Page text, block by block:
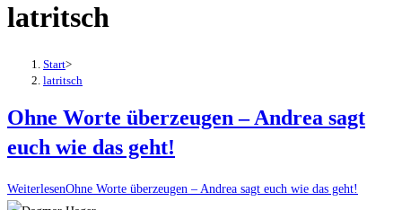
latritsch
Start>
latritsch
Ohne Worte überzeugen – Andrea sagt
euch wie das geht!
WeiterlesenOhne Worte überzeugen – Andrea sagt euch wie das geht!